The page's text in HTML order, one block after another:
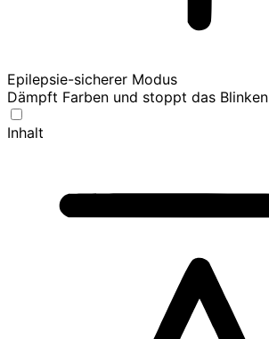
Epilepsie-sicherer Modus
Dämpft Farben und stoppt das Blinken
Inhalt